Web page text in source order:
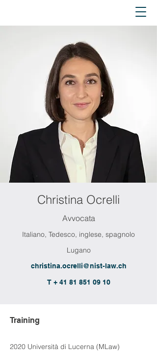
Christina Ocrelli
Avvocata
Italiano, Tedesco, inglese, spagnolo
Lugano
christina.ocrelli@nist-law.ch
T + 41 81 851 09 10
Training
2020 Università di Lucerna (MLaw)